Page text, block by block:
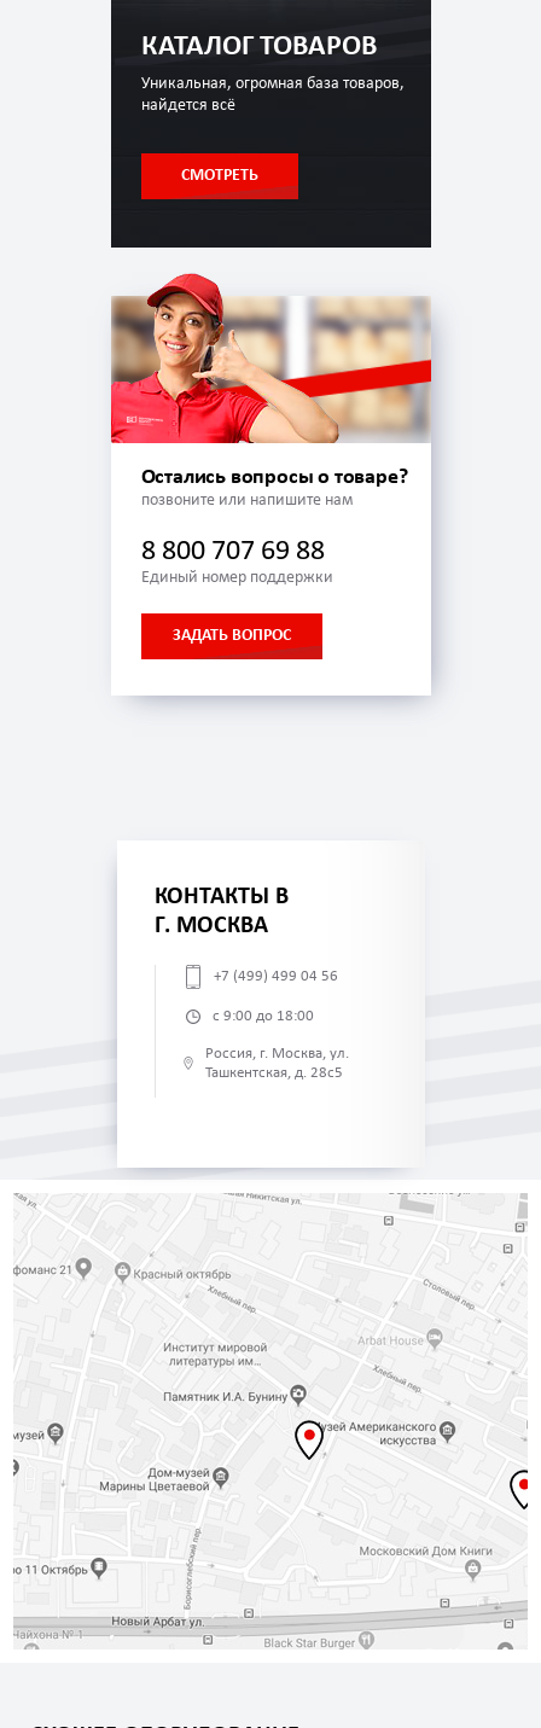
КАТАЛОГ ТОВАРОВ
Уникальная, огромная база товаров,
найдется всё
СМОТРЕТЬ
Остались вопросы о товаре?
позвоните или напишите нам
8 800 707 69 88
Единый номер поддержки
ЗАДАТЬ ВОПРОС
КОНТАКТЫ В
Г. МОСКВА
+7 (499) 499 04 56
с 9:00 до 18:00
Россия, г. Москва, ул.
Ташкентская, д. 28с5